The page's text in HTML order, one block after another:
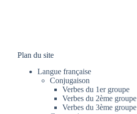
Plan du site
Langue française
Conjugaison
Verbes du 1er groupe
Verbes du 2ème groupe
Verbes du 3ème groupe